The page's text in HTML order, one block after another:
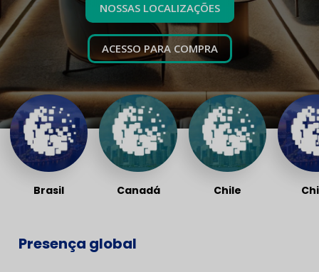
NOSSAS LOCALIZAÇÕES
ACESSO PARA COMPRA
Brasil Canadá Chile
Presença global